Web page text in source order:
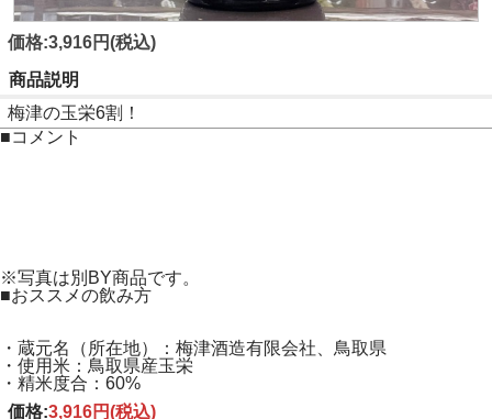
価格:3,916円(税込)
商品説明
梅津の玉栄6割！
■コメント
※写真は別BY商品です。
■おススメの飲み方
・蔵元名（所在地）：梅津酒造有限会社、鳥取県
・使用米：鳥取県産玉栄
・精米度合：60%
価格:3,916円(税込)